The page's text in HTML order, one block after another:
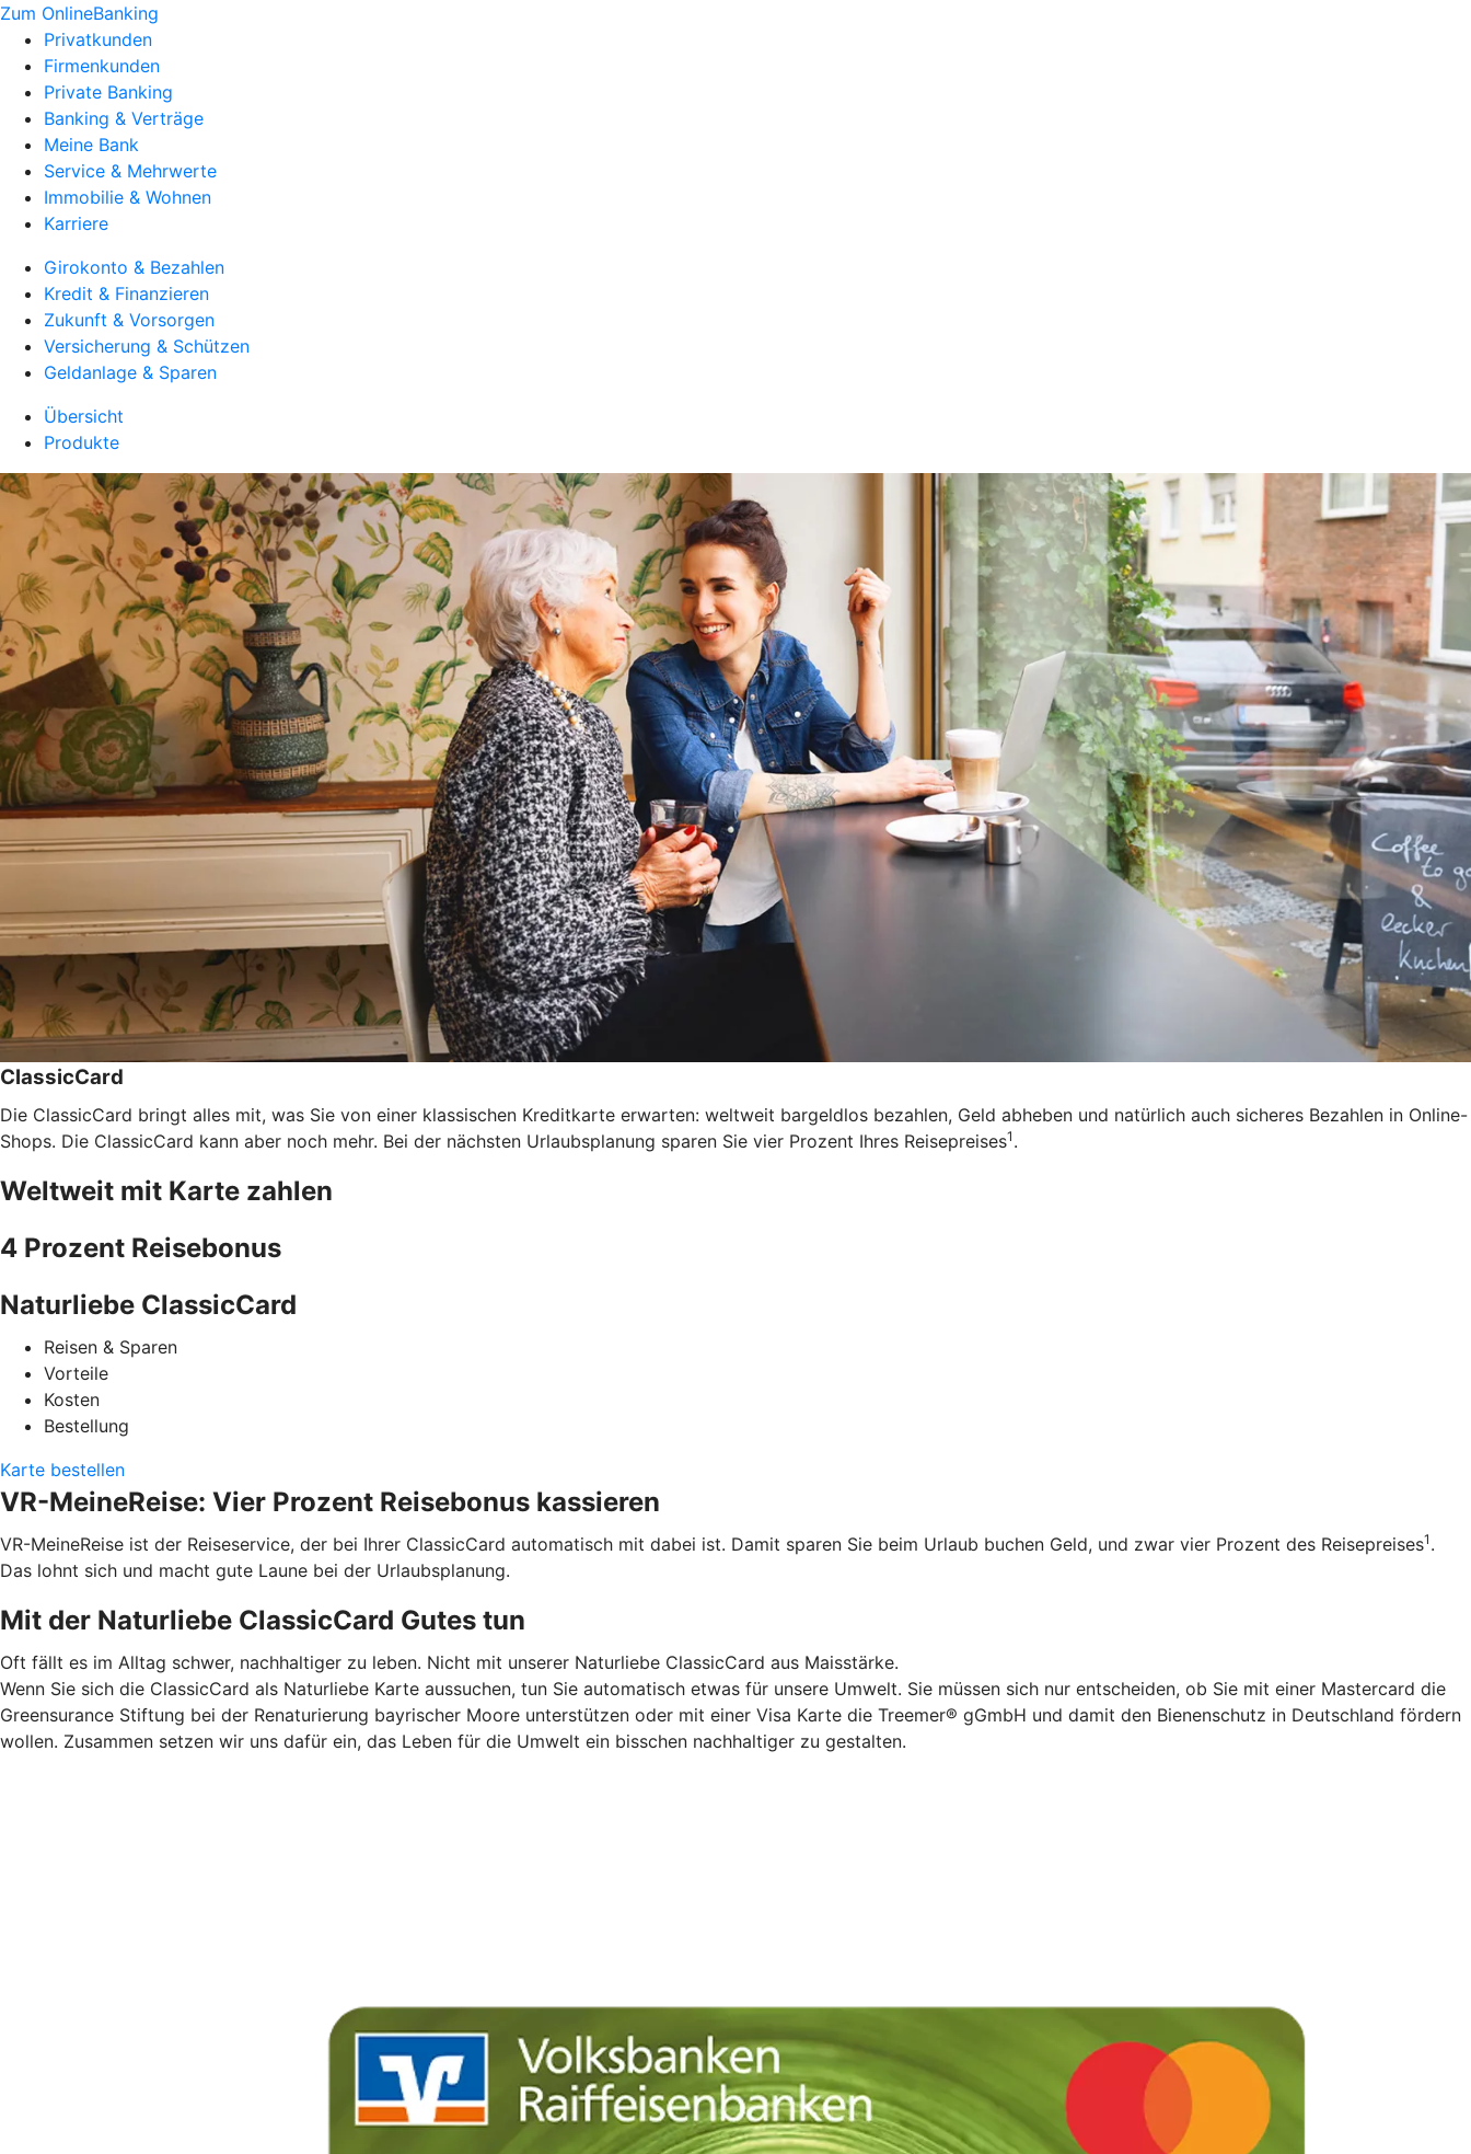
Zum OnlineBanking
Privatkunden
Firmenkunden
Private Banking
Banking & Verträge
Meine Bank
Service & Mehrwerte
Immobilie & Wohnen
Karriere
Girokonto & Bezahlen
Kredit & Finanzieren
Zukunft & Vorsorgen
Versicherung & Schützen
Geldanlage & Sparen
Übersicht
Produkte
ClassicCard
Die ClassicCard bringt alles mit, was Sie von einer klassischen Kreditkarte erwarten: weltweit bargeldlos bezahlen, Geld abheben und natürlich auch sicheres Bezahlen in Online-
Shops. Die ClassicCard kann aber noch mehr. Bei der nächsten Urlaubsplanung sparen Sie vier Prozent Ihres Reisepreises1 .
Weltweit mit Karte zahlen
4 Prozent Reisebonus
Naturliebe ClassicCard
Reisen & Sparen
Vorteile
Kosten
Bestellung
Karte bestellen
VR-MeineReise: Vier Prozent Reisebonus kassieren
VR-MeineReise ist der Reiseservice, der bei Ihrer ClassicCard automatisch mit dabei ist. Damit sparen Sie beim Urlaub buchen Geld, und zwar vier Prozent des Reisepreises1 .
Das lohnt sich und macht gute Laune bei der Urlaubsplanung.
Mit der Naturliebe ClassicCard Gutes tun
Oft fällt es im Alltag schwer, nachhaltiger zu leben. Nicht mit unserer Naturliebe ClassicCard aus Maisstärke.
Wenn Sie sich die ClassicCard als Naturliebe Karte aussuchen, tun Sie automatisch etwas für unsere Umwelt. Sie müssen sich nur entscheiden, ob Sie mit einer Mastercard die
Greensurance Stiftung bei der Renaturierung bayrischer Moore unterstützen oder mit einer Visa Karte die Treemer® gGmbH und damit den Bienenschutz in Deutschland fördern
wollen. Zusammen setzen wir uns dafür ein, das Leben für die Umwelt ein bisschen nachhaltiger zu gestalten.